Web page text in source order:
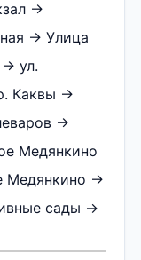
→
→ Улица
ул.
Каквы →
→
Медянкино
Медянкино →
сады →